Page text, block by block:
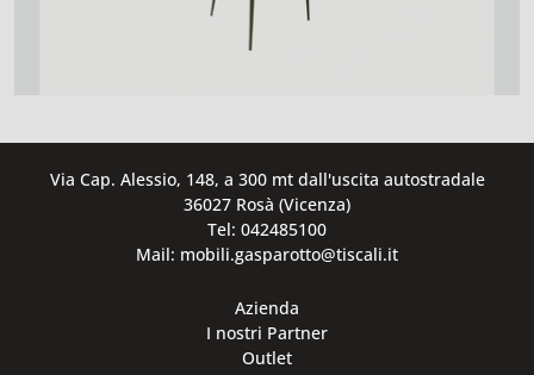
Via Cap. Alessio, 148, a 300 mt dall'uscita autostradale
36027 Rosà (Vicenza)
Tel: 042485100
Mail: mobili.gasparotto@tiscali.it
Azienda
I nostri Partner
Outlet